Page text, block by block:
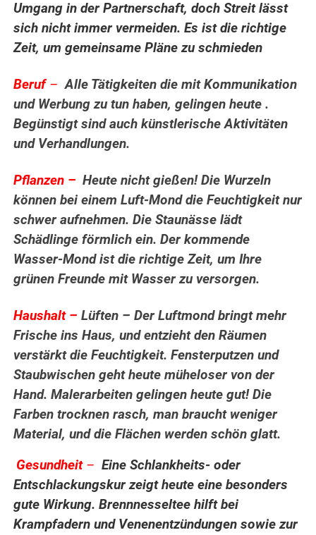
Umgang in der Partnerschaft, doch Streit lässt
sich nicht immer vermeiden. Es ist die richtige
Zeit, um gemeinsame Pläne zu schmieden
Beruf– Alle Tätigkeiten die mit Kommunikation
und Werbung zu tun haben, gelingen heute .
Begünstigt sind auch künstlerische Aktivitäten
und Verhandlungen.
Pflanzen – Heute nicht gießen! Die Wurzeln
können bei einem Luft-Mond die Feuchtigkeit nur
schwer aufnehmen. Die Staunässe lädt
Schädlinge förmlich ein. Der kommende
Wasser-Mond ist die richtige Zeit, um Ihre
grünen Freunde mit Wasser zu versorgen.
Haushalt –Lüften – Der Luftmond bringt mehr
Frische ins Haus, und entzieht den Räumen
verstärkt die Feuchtigkeit.Fensterputzen und
Staubwischen geht heute müheloser von der
Hand. Malerarbeiten gelingen heute gut! Die
Farben trocknen rasch, man braucht weniger
Material, und die Flächen werden schön glatt.
Gesundheit –Eine Schlankheits- oder
Entschlackungskur zeigt heute eine besonders
gute Wirkung. Brennnesseltee hilft bei
Krampfadern und Venenentzündungen sowie zur